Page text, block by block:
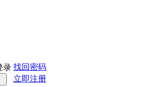
录 找回密码
立即注册